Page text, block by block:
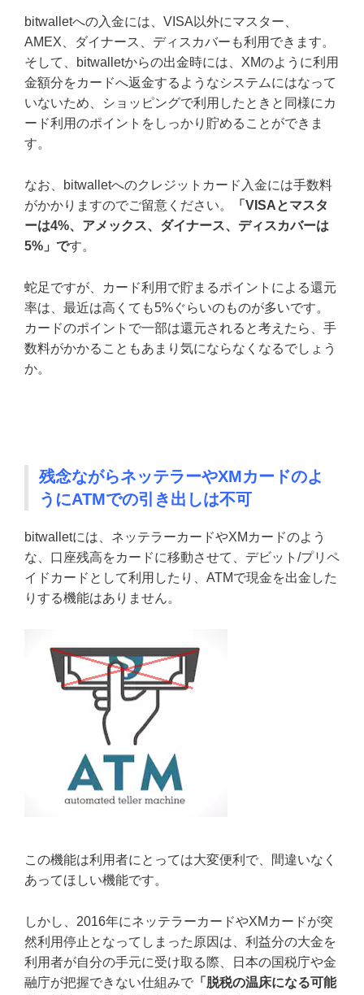
bitwalletへの入金には、VISA以外にマスター、
AMEX、ダイナース、ディスカバーも利用できます。
そして、bitwalletからの出金時には、XMのように利用
金額分をカードへ返金するようなシステムにはなって
いないため、ショッピングで利用したときと同様にカ
ード利用のポイントをしっかり貯めることができま
す。
なお、bitwalletへのクレジットカード入金には手数料
がかかりますのでご留意ください。
「VISAとマスタ
ーは4%、アメックス、ダイナース、ディスカバーは
5%」です。
蛇足ですが、カード利用で貯まるポイントによる還元
率は、最近は高くても5%ぐらいのものが多いです。
カードのポイントで一部は還元されると考えたら、手
数料がかかることもあまり気にならなくなるでしょう
か。
残念ながらネッテラーやXMカードのよ
うにATMでの引き出しは不可
bitwalletには、ネッテラーカードやXMカードのよう
な、口座残高をカードに移動させて、デビット/プリペ
イドカードとして利用したり、ATMで現金を出金した
りする機能はありません。
この機能は利用者にとっては大変便利で、間違いなく
あってほしい機能です。
しかし、2016年にネッテラーカードやXMカードが突
然利用停止となってしまった原因は、利益分の大金を
利用者が自分の手元に受け取る際、日本の国税庁や金
融庁が把握できない仕組みで 「脱税の温床になる可能